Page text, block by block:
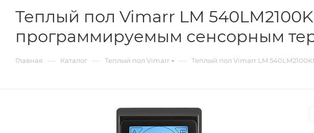
Теплый пол Vimarr LM
программируемым сенсорным
Главная — Каталог — Теплый пол Vimarr — Теплый пол Vimarr LM